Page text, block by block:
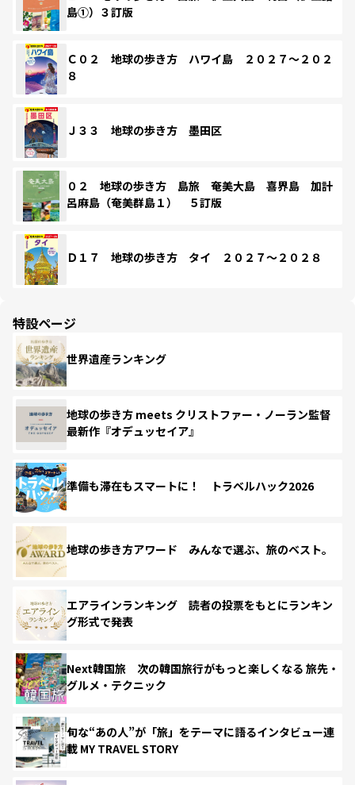
島①）３訂版
Ｃ０２ 地球の歩き方 ハワイ島 ２０２７～２０２
８
Ｊ３３ 地球の歩き方 墨田区
０２ 地球の歩き方 島旅 奄美大島 喜界島 加計
呂麻島（奄美群島１） ５訂版
Ｄ１７ 地球の歩き方 タイ ２０２７～２０２８
特設ページ
世界遺産ランキング
地球の歩き方 meets クリストファー・ノーラン監督
最新作『オデュッセイア』
準備も滞在もスマートに！ トラベルハック2026
地球の歩き方アワード みんなで選ぶ、旅のベスト。
エアラインランキング 読者の投票をもとにランキン
グ形式で発表
Next韓国旅 次の韓国旅行がもっと楽しくなる 旅先・
グルメ・テクニック
旬な“あの人”が「旅」をテーマに語るインタビュー連
載 MY TRAVEL STORY